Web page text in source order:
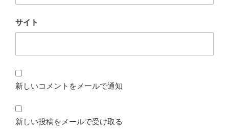
サイト
新しいコメントをメールで通知
新しい投稿をメールで受け取る